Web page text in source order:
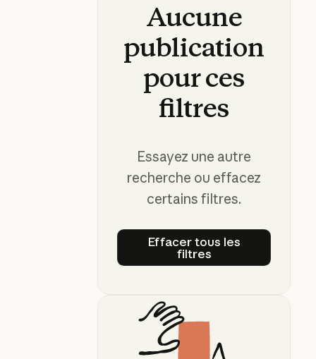
Aucune
publication
pources
filtres
Essayez une autre
recherche ou effacez
certains filtres.
Effacer tous les
filtresEffacer tous les